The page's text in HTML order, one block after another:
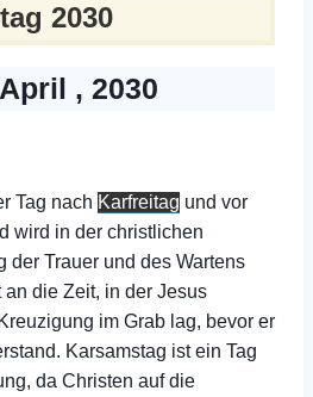
2030
, 2030
Tag nach Karfreitag und vor
wird in der christlichen
der Trauer und des Wartens
die Zeit, in der Jesus
im Grab lag, bevor er
Karsamstag ist ein Tag
da Christen auf die